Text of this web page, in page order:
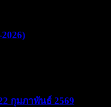
กุมภาพันธ์ 2569